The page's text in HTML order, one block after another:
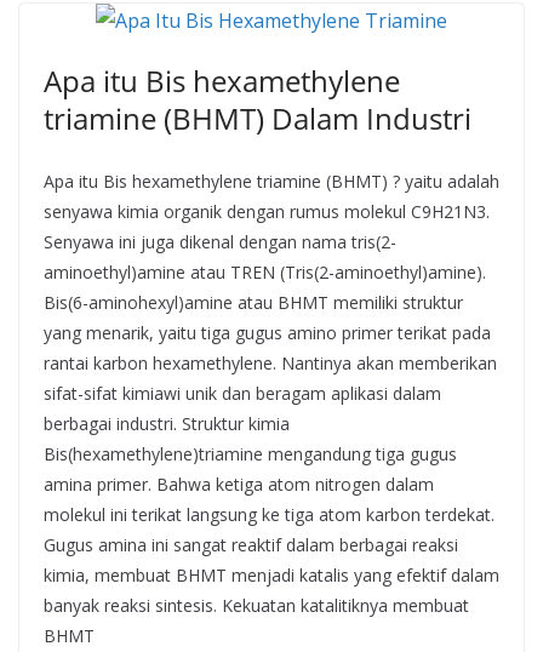
Apa itu Bis hexamethylene
triamine (BHMT) Dalam Industri
Apa itu Bis hexamethylene triamine (BHMT) ? yaitu adalah
senyawa kimia organik dengan rumus molekul C9H21N3.
Senyawa ini juga dikenal dengan nama tris(2-
aminoethyl)amine atau TREN (Tris(2-aminoethyl)amine).
Bis(6-aminohexyl)amine atau BHMT memiliki struktur
yang menarik, yaitu tiga gugus amino primer terikat pada
rantai karbon hexamethylene. Nantinya akan memberikan
sifat-sifat kimiawi unik dan beragam aplikasi dalam
berbagai industri. Struktur kimia
Bis(hexamethylene)triamine mengandung tiga gugus
amina primer. Bahwa ketiga atom nitrogen dalam
molekul ini terikat langsung ke tiga atom karbon terdekat.
Gugus amina ini sangat reaktif dalam berbagai reaksi
kimia, membuat BHMT menjadi katalis yang efektif dalam
banyak reaksi sintesis. Kekuatan katalitiknya membuat
BHMT